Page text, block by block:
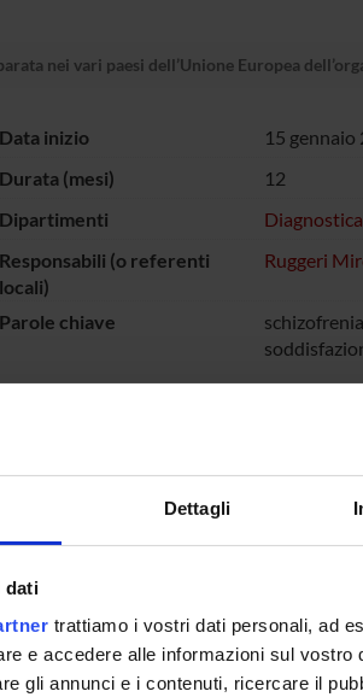
Dettagli
dati
trattiamo i vostri dati personali, ad
e accedere alle informazioni sul
gli annunci e i contenuti, ricercare il
nei vari paesi dell’Unione Europea
Data inizio
15 gennaio
Durata (mesi)
12
Dipartimenti
Responsabili (o referenti
locali)
Ruggeri
Parole chiave
Ministero della Salute
PARTECIPANTI AL PROGETTO
Lasalvia